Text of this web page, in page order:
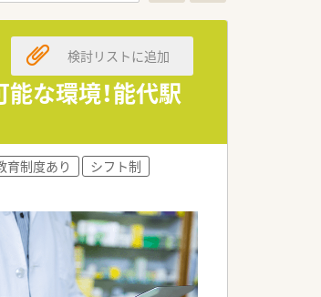
な環境！能代駅
検討リストに追加
育制度あり
シフト制